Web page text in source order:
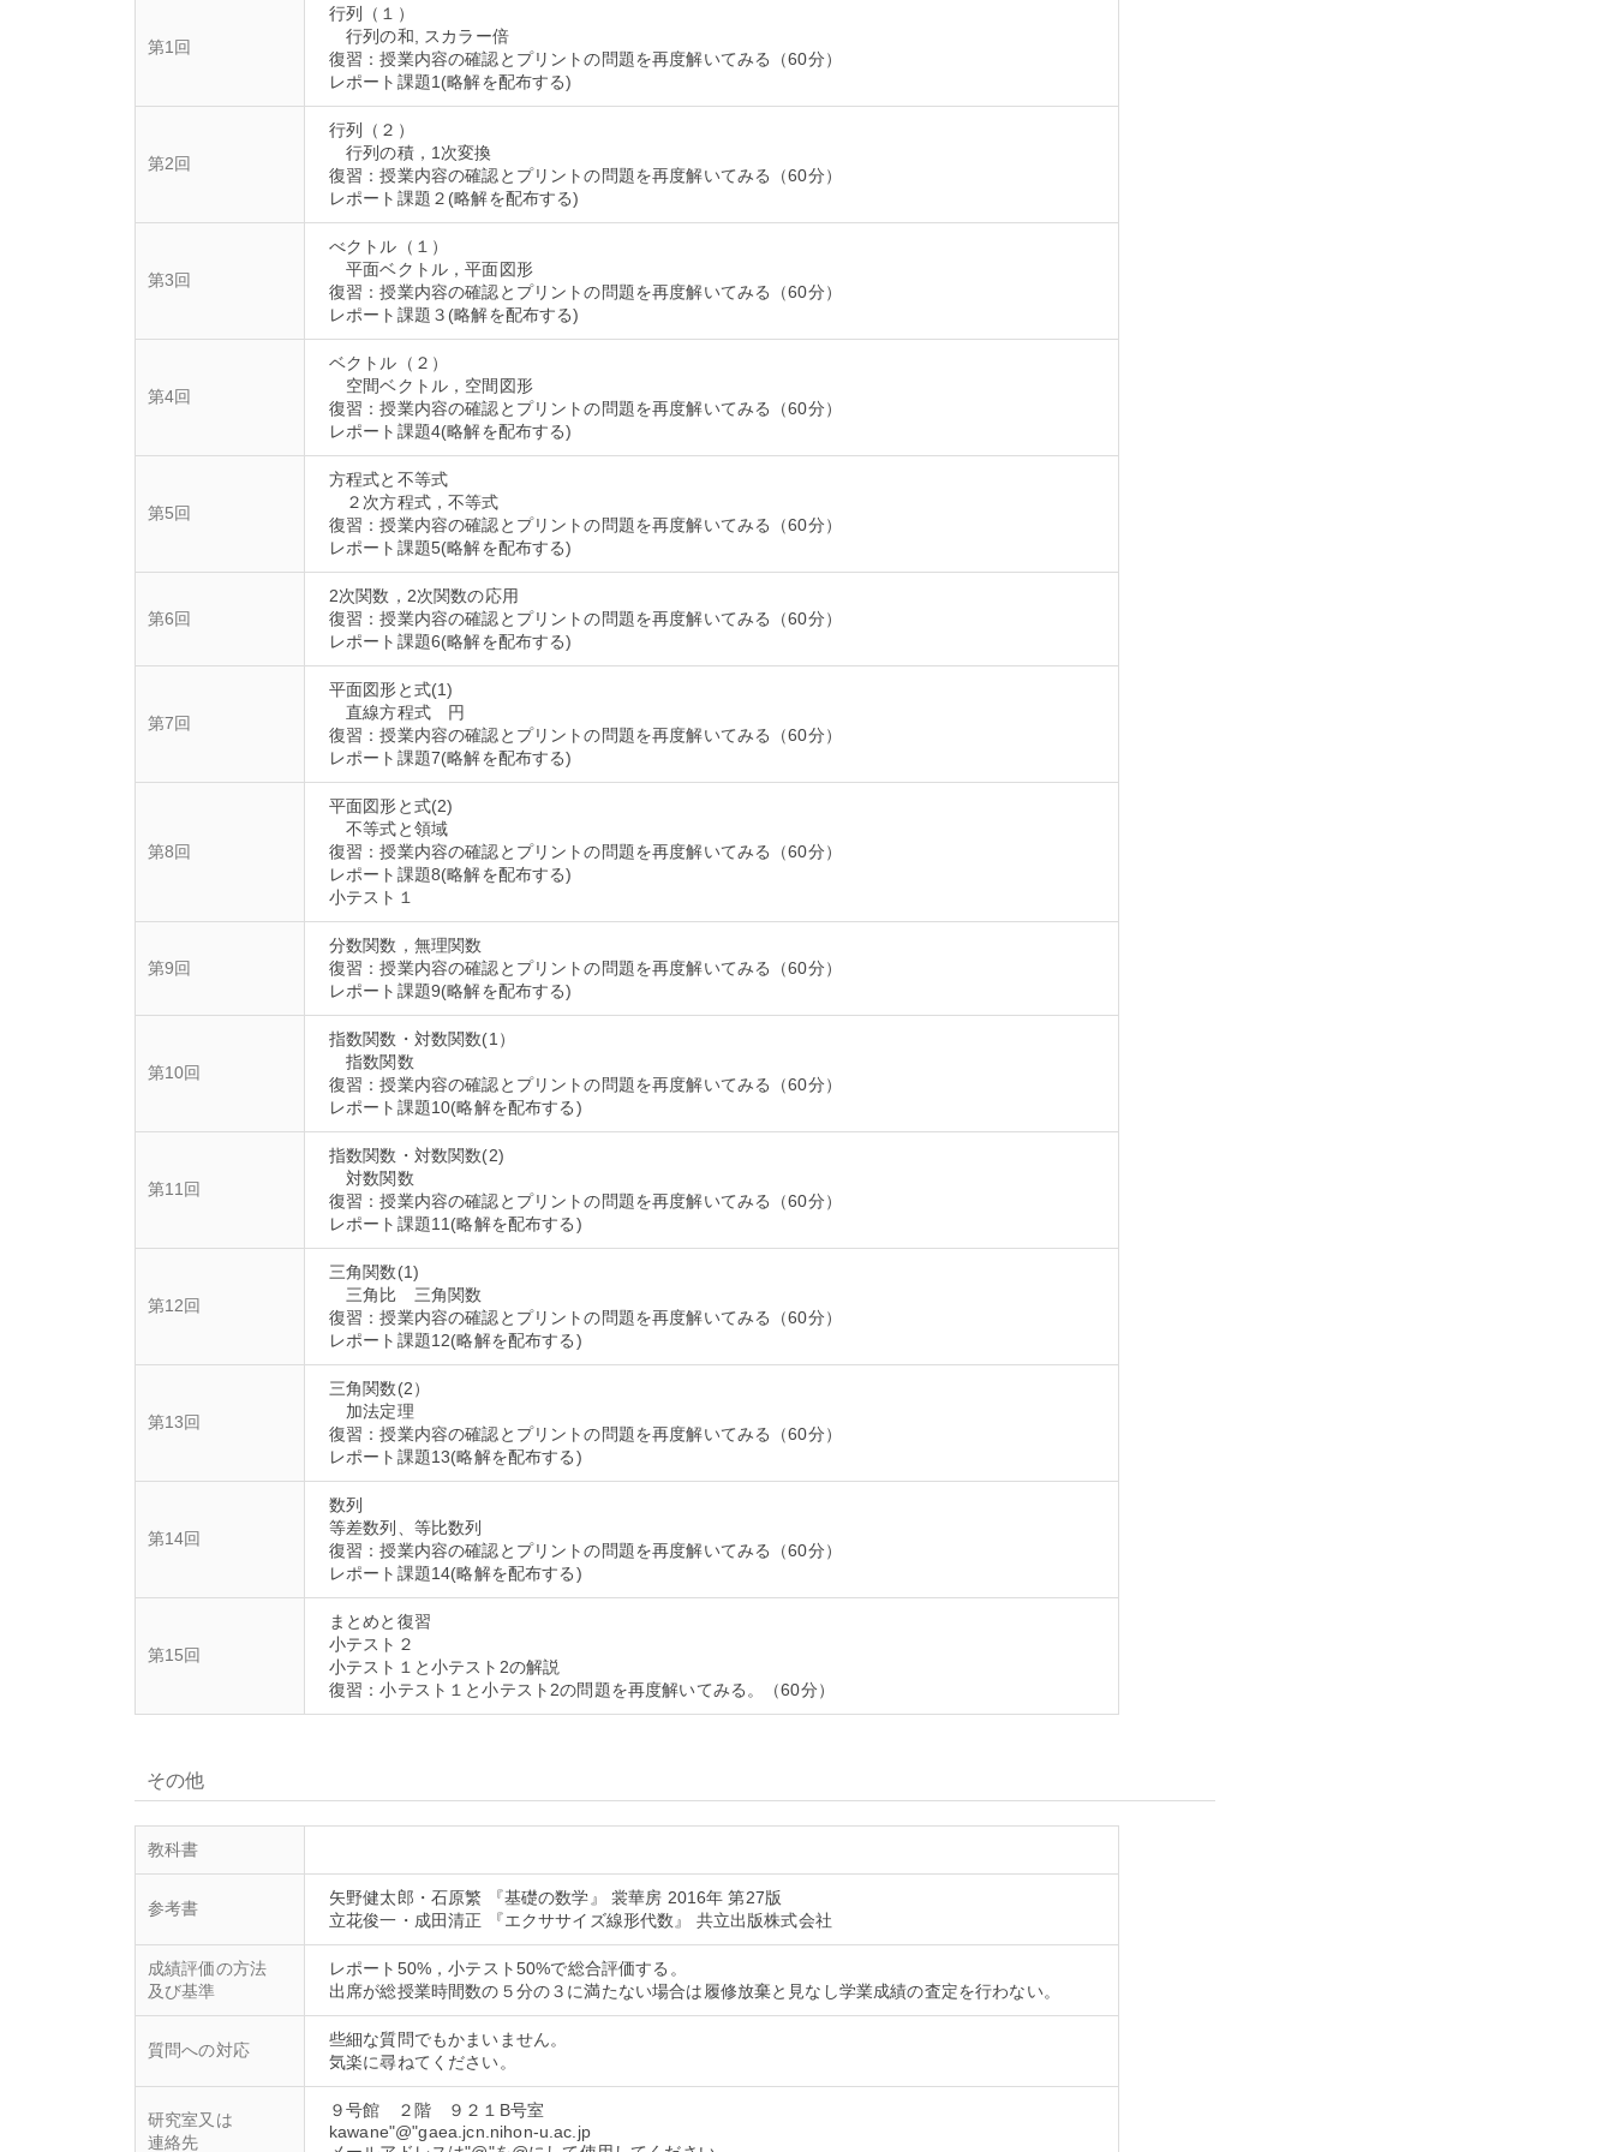
第1回
行列（１）
行列の和, スカラー倍
復習：授業内容の確認とプリントの問題を再度解いてみる（60分）
第2回
行列（２）
行列の積，1次変換
復習：授業内容の確認とプリントの問題を再度解いてみる（60分）
第3回
べクトル（１）
平面ベクトル，平面図形
復習：授業内容の確認とプリントの問題を再度解いてみる（60分）
第4回
ベクトル（２）
空間ベクトル，空間図形
復習：授業内容の確認とプリントの問題を再度解いてみる（60分）
第5回
方程式と不等式
２次方程式，不等式
復習：授業内容の確認とプリントの問題を再度解いてみる（60分）
第6回
2次関数，2次関数の応用
復習：授業内容の確認とプリントの問題を再度解いてみる（60分）
第7回
平面図形と式(1)
直線方程式 円
復習：授業内容の確認とプリントの問題を再度解いてみる（60分）
第8回
平面図形と式(2)
不等式と領域
復習：授業内容の確認とプリントの問題を再度解いてみる（60分）
レポート課題8(略解を配布する)
第9回
分数関数，無理関数
復習：授業内容の確認とプリントの問題を再度解いてみる（60分）
第10回
指数関数・対数関数(1）
指数関数
復習：授業内容の確認とプリントの問題を再度解いてみる（60分）
第11回
指数関数・対数関数(2)
対数関数
復習：授業内容の確認とプリントの問題を再度解いてみる（60分）
第12回
三角関数(1)
三角比 三角関数
復習：授業内容の確認とプリントの問題を再度解いてみる（60分）
第13回
三角関数(2）
加法定理
復習：授業内容の確認とプリントの問題を再度解いてみる（60分）
第14回
数列
等差数列、等比数列
復習：授業内容の確認とプリントの問題を再度解いてみる（60分）
第15回
まとめと復習
小テスト２
小テスト１と小テスト2の解説
その他
教科書
参考書
矢野健太郎・石原繁 『基礎の数学』 裳華房 2016年 第27版
立花俊一・成田清正 『エクササイズ線形代数』 共立出版株式会社
成績評価の方法
及び基準
レポート50%，小テスト50%で総合評価する。
質問への対応
些細な質問でもかまいません。
研究室又は
連絡先
９号館 ２階 ９２１B号室
kawane"@"gaea.jcn.nihon-u.ac.jp